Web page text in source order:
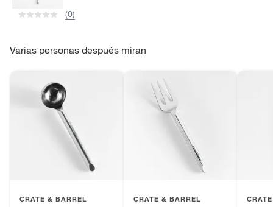
o
(0)
Varias personas después miran
CRATE & BARREL CRATE & BARREL